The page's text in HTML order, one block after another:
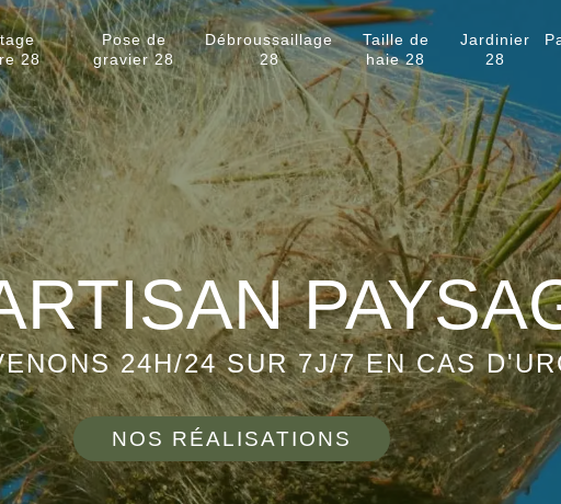
28
Pose de
gravier 28
Débroussaillage
28
Taille de
haie 28
Jardinier
28
24H/24 SUR 7J/7 EN CAS
NOS RÉALISATIONS